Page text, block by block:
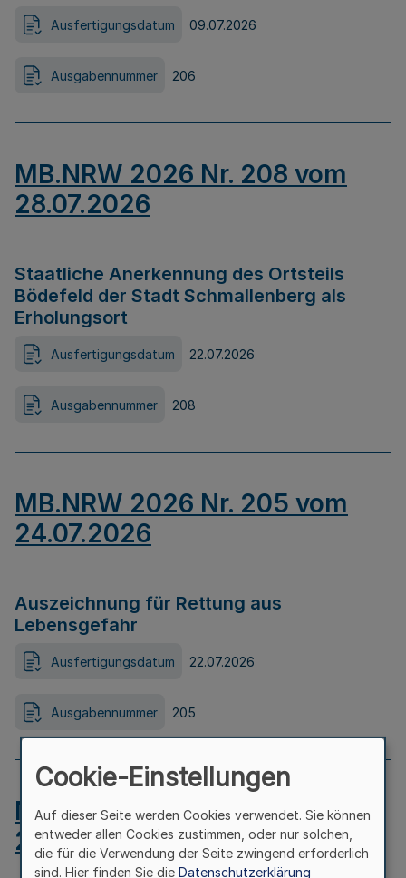
Ausfertigungsdatum 09.07.2026
Ausgabennummer 206
MB.NRW 2026 Nr. 208 vom
28.07.2026
Staatliche Anerkennung des Ortsteils
Bödefeld der Stadt Schmallenberg als
Erholungsort
Ausfertigungsdatum 22.07.2026
Ausgabennummer 208
MB.NRW 2026 Nr. 205 vom
24.07.2026
Auszeichnung für Rettung aus
Lebensgefahr
Ausfertigungsdatum 22.07.2026
Ausgabennummer 205
MB.NRW 2026 Nr. 204 vom
24.07.2026
Cookie-Einstellungen
Auf dieser Seite werden Cookies verwendet. Sie können
entweder allen Cookies zustimmen, oder nur solchen,
die für die Verwendung der Seite zwingend erforderlich
sind. Hier finden Sie die Datenschutzerklärung